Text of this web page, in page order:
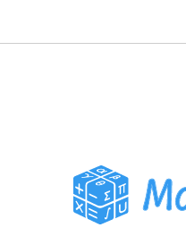
PDF 숙제 도우미
학습 도구